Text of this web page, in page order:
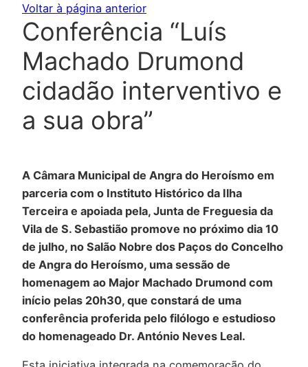
Voltar à página anterior
Conferência “Luís
Machado Drumond
cidadão interventivo e
a sua obra”
A Câmara Municipal de Angra do Heroísmo em
parceria com o Instituto Histórico da Ilha
Terceira e apoiada pela, Junta de Freguesia da
Vila de S. Sebastião promove no próximo dia 10
de julho, no Salão Nobre dos Paços do Concelho
de Angra do Heroísmo, uma sessão de
homenagem ao Major Machado Drumond com
início pelas 20h30, que constará de uma
conferência proferida pelo filólogo e estudioso
do homenageado Dr. António Neves Leal.